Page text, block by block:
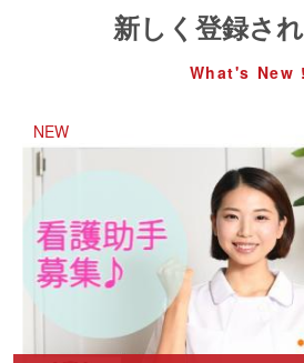
新しく登録さ
What's New !